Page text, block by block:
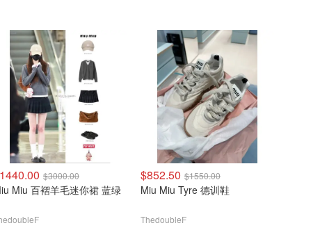
$3000.00
Miu Miu 百褶羊毛迷你裙 蓝绿
$852.50 $1550.00
Miu Miu Tyre 德训鞋
ThedoubleF